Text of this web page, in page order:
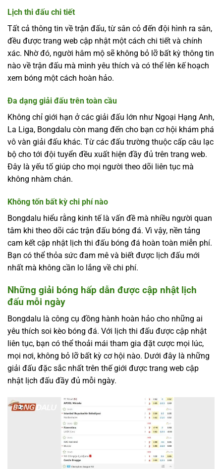
Lịch thi đấu chi tiết
Tất cả thông tin về trận đấu, từ sân cỏ đến đội hình ra sân,
đều được trang web cập nhật một cách chi tiết và chính
xác. Nhờ đó, người hâm mộ sẽ không bỏ lỡ bất kỳ thông tin
nào về trận đấu mà mình yêu thích và có thể lên kế hoạch
xem bóng một cách hoàn hảo.
Đa dạng giải đấu trên toàn cầu
Không chỉ giới hạn ở các giải đấu lớn như Ngoại Hạng Anh,
La Liga, Bongdalu còn mang đến cho bạn cơ hội khám phá
vô vàn giải đấu khác. Từ các đấu trường thuộc cấp câu lạc
bộ cho tới đội tuyển đều xuất hiện đầy đủ trên trang web.
Đây là yếu tố giúp cho mọi người theo dõi liên tục mà
không nhàm chán.
Không tốn bất kỳ chi phí nào
Bongdalu hiểu rằng kinh tế là vấn đề mà nhiều người quan
tâm khi theo dõi các trận đấu bóng đá. Vì vậy, nền tảng
cam kết cập nhật lịch thi đấu bóng đá hoàn toàn miễn phí.
Bạn có thể thỏa sức đam mê và biết được lịch đấu mới
nhất mà không cần lo lắng về chi phí.
Những giải bóng hấp dẫn được cập nhật lịch
đấu mỗi ngày
Bongdalu là công cụ đồng hành hoàn hảo cho những ai
yêu thích soi kèo bóng đá. Với lịch thi đấu được cập nhật
liên tục, bạn có thể thoải mái tham gia đặt cược mọi lúc,
mọi nơi, không bỏ lỡ bất kỳ cơ hội nào. Dưới đây là những
giải đấu đặc sắc nhất trên thế giới được trang web cập
nhật lịch đấu đầy đủ mỗi ngày.